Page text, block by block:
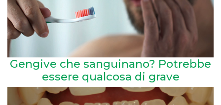
Gengive che sanguinano? Potrebbe
essere qualcosa di grave